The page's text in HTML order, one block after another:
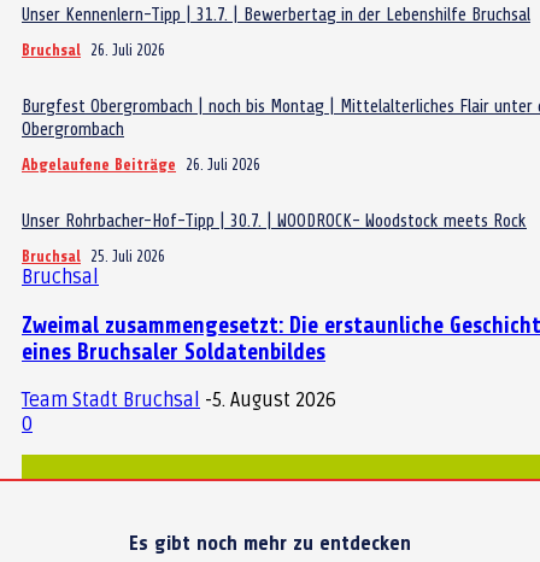
Unser Kennenlern-Tipp | 31.7. | Bewerbertag in der Lebenshilfe Bruchsal
Bruchsal 26. Juli 2026
Burgfest Obergrombach | noch bis Montag | Mittelalterliches Flair unter
Obergrombach
Abgelaufene Beiträge 26. Juli 2026
Unser Rohrbacher-Hof-Tipp | 30.7. | WOODROCK- Woodstock meets Rock
Bruchsal 25. Juli 2026
Bruchsal
Zweimal zusammengesetzt: Die erstaunliche
eines Bruchsaler Soldatenbildes
Team Stadt Bruchsal -5. August 2026
0
Es gibt noch mehr zu entdecken